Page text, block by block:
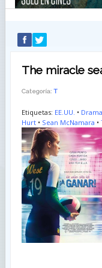
The miracle
Categoría: T
Etiquetas: EE.UU. • Drama
Hurt• Sean McNamara •